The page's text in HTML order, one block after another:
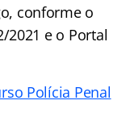
conforme o
2021 e o Portal
Polícia Penal